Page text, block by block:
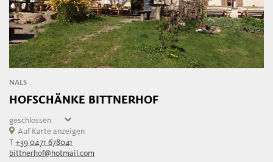
NALS
HOFSCHÄNKE BITTNERHOF
geschlossen
Montag
geschlossen
Dienstag
Mittwoch
geschlossen
Auf Karte anzeigen
T+39 0471 678041
bittnerhof@hotmail.com